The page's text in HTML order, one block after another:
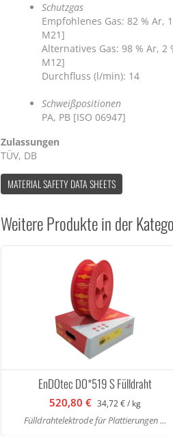
Schutzgas
Empfohlenes Gas: 82 % Ar,
M21]
Alternatives Gas: 98 % Ar, 2
M12]
Durchfluss (l/min): 14
Schweißpositionen
PA, PB [ISO 06947]
Zulassungen
TÜV, DB
MATERIAL SAFETY DATA SHEETS
Weitere Produkte in der
EnDOtec DO*519 S Fülldraht
520,80 € 34,72 € / kg
Fülldrahtelektrode für Plattierungen ...